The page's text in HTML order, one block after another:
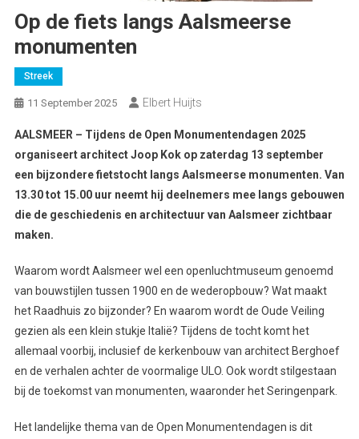
Op de fiets langs Aalsmeerse
monumenten
Streek
11 September 2025 Elbert Huijts
AALSMEER – Tijdens de Open Monumentendagen 2025
organiseert architect Joop Kok op zaterdag 13 september
een bijzondere fietstocht langs Aalsmeerse monumenten. Van
13.30 tot 15.00 uur neemt hij deelnemers mee langs gebouwen
die de geschiedenis en architectuur van Aalsmeer zichtbaar
maken.
Waarom wordt Aalsmeer wel een openluchtmuseum genoemd
van bouwstijlen tussen 1900 en de wederopbouw? Wat maakt
het Raadhuis zo bijzonder? En waarom wordt de Oude Veiling
gezien als een klein stukje Italië? Tijdens de tocht komt het
allemaal voorbij, inclusief de kerkenbouw van architect Berghoef
en de verhalen achter de voormalige ULO. Ook wordt stilgestaan
bij de toekomst van monumenten, waaronder het Seringenpark.
Het landelijke thema van de Open Monumentendagen is dit